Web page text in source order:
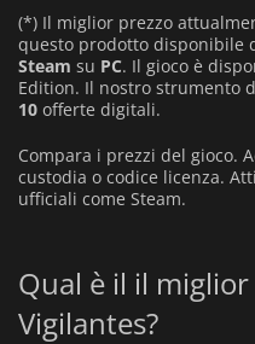
(*) Il miglior prezzo
questo prodotto disponibile
Steam su PC. Il gioco è
Edition. Il nostro strumento
10 offerte digitali.
Compara i prezzi del gioco.
custodia o codice licenza.
ufficiali come Steam.
Qual è il il
Vigilantes?